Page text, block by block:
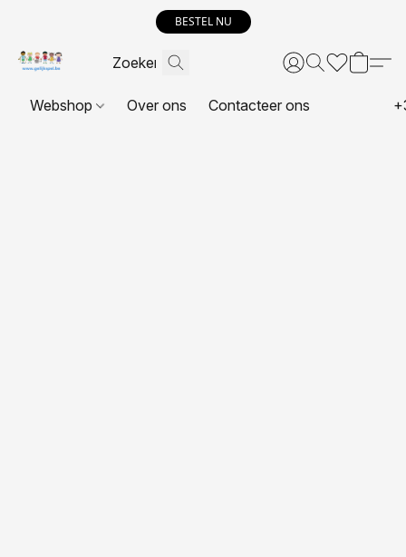
BESTEL NU
Webshop Over ons Contacteer ons